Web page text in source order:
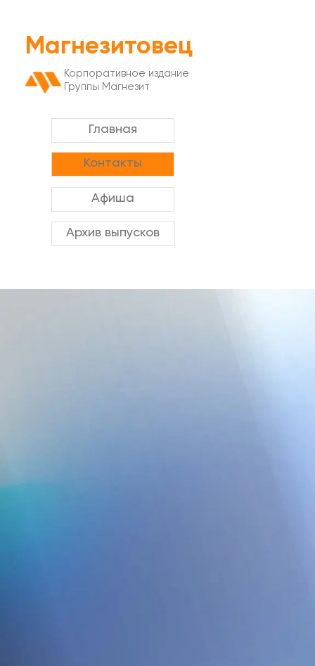
Корпоративное издание
Группы Магнезит
Афиша
Контакты
Архив выпусков
Главная
Магнезитовец